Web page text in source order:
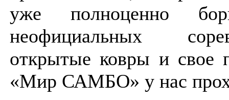
уже полноценно
неофициальных
открытые ковры и свое
«Мир САМБО» у нас